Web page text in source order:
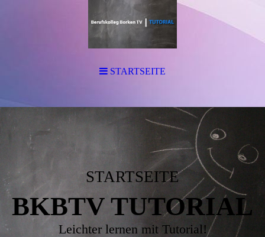
STARTSEITE
BKBTV TUTORIAL
Leichter lernen mit Tutorial!
STARTSEITE